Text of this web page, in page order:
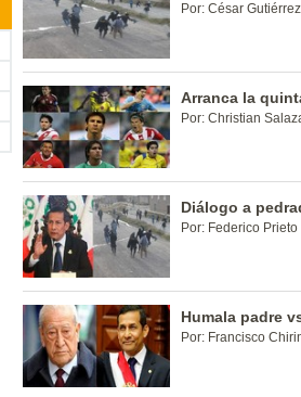
Por: César
Arranca la
Por: Christian
Diálogo a
Por: Federico
Humala padre
Por: Francisco